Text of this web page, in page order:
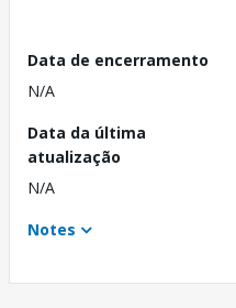
Data de encerramento
N/A
Data da última
atualização
N/A
Notes